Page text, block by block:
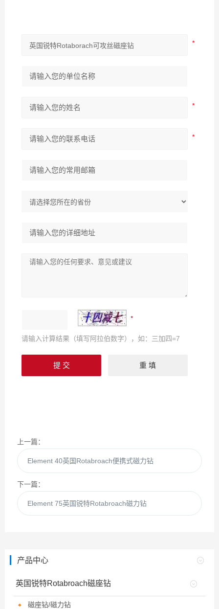
请输入计算结果（填写阿拉伯数字），如：三加四=7
上一篇：
Element 40英国Rotabroach便携式磁力钻
下一篇：
Element 75英国锐特Rotabroach磁力钻
产品中心
英国锐特Rotabroach磁座钻
磁座钻/磁力钻